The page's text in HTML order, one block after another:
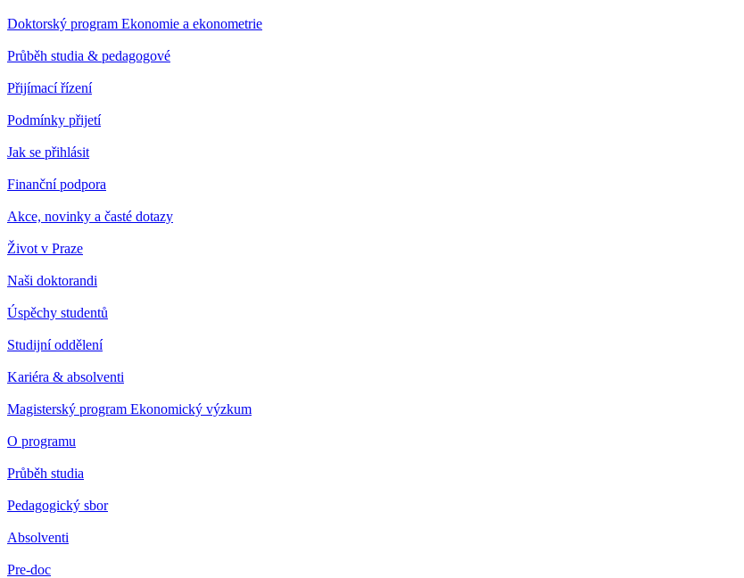
Doktorský program Ekonomie a ekonometrie
Průběh studia & pedagogové
Přijímací řízení
Podmínky přijetí
Jak se přihlásit
Finanční podpora
Akce, novinky a časté dotazy
Život v Praze
Naši doktorandi
Úspěchy studentů
Studijní oddělení
Kariéra & absolventi
Magisterský program Ekonomický výzkum
O programu
Průběh studia
Pedagogický sbor
Absolventi
Pre-doc